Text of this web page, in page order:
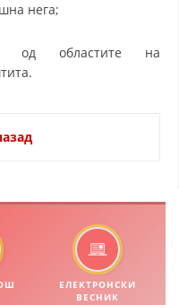
ПОСТАВЕНОСТ
нега;
од областите на
ЕЛЕКТРОНСКИ
ВЕСНИК